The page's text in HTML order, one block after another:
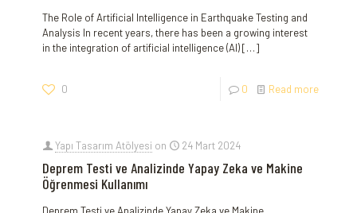
The Role of Artificial Intelligence in Earthquake Testing and
Analysis In recent years, there has been a growing interest
in the integration of artificial intelligence (AI)[…]
0 0 Read more
Yapı Tasarım Atölyesi on 24 Mart 2024
Deprem Testi ve Analizinde Yapay Zeka ve Makine
Öğrenmesi Kullanımı